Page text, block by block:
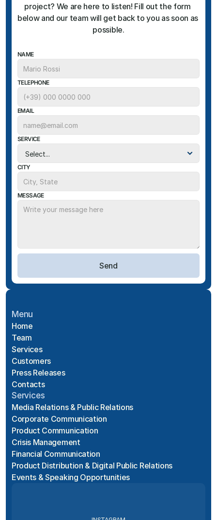
project? We are here to listen! Fill out the form
below and our team will get back to you as soon as
possible.
NAME
TELEPHONE
EMAIL
SERVICE
CITY
MESSAGE
Send
Menu
Home
Team
Services
Customers
Press Releases
Contacts
Services
Media Relations & Public Relations
Corporate Communication
Product Communication
Crisis Management
Financial Communication
Product Distribution & Digital Public Relations
Events & Speaking Opportunities